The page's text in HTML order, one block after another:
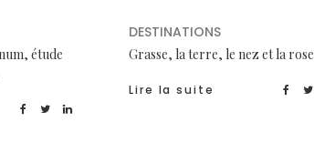
étude
DESTINATIONS
Grasse, la terre, le nez et la rose
Lire la suite